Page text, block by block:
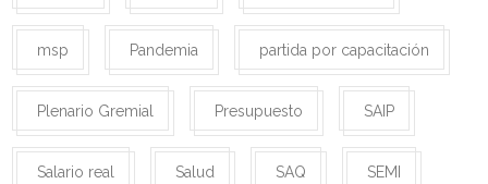
msp Pandemia partida por capacitación
Plenario Gremial Presupuesto SAIP
Salario real Salud SAQ SEMI